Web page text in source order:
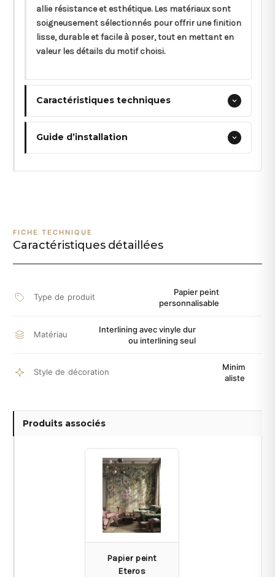
allie résistance et esthétique. Les matériaux sont
soigneusement sélectionnés pour offrir une finition
lisse, durable et facile à poser, tout en mettant en
valeur les détails du motif choisi.
Caractéristiques techniques
Guide d’installation
FICHE TECHNIQUE
Caractéristiques détaillées
Type de produit
Papier peint
personnalisable
Matériau
Interlining avec vinyle dur
ou interlining seul
Style de décoration
Minim
aliste
Produits associés
Papier peint
Eteros